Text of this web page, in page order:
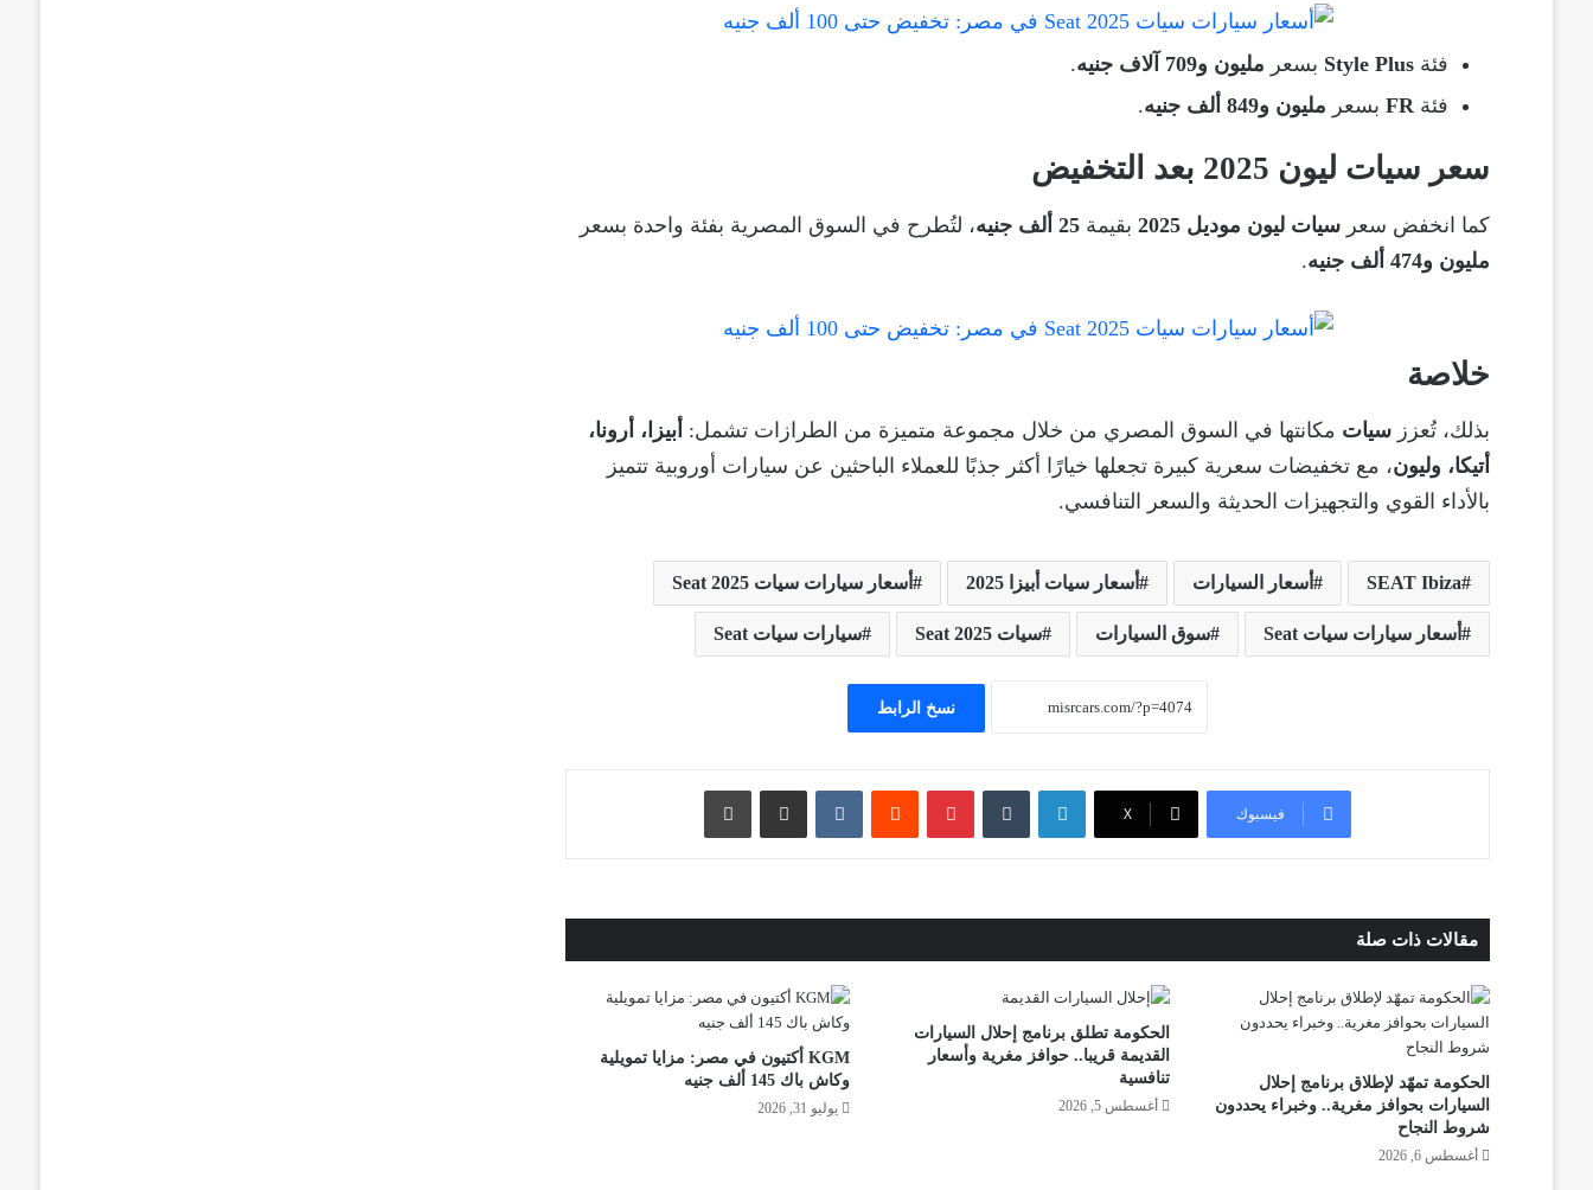
فئة Style Plus بسعر مليون و709 آلاف جنيه
.
فئة FRبسعر مليون و849 ألف جنيه .
سعر سيات ليون 2025 بعد التخفيض
كما انخفض سعر سيات ليون موديل 2025 بقيمة 25 ألف جنيه
، لتُطرح في السوق المصرية بفئة واحدة بسعر
مليون و474 ألف جنيه
.
خلاصة
بذلك، تُعزز سيات مكانتها في السوق المصري من خلال مجموعة متميزة من الطرازات تشمل: أبيزا، أرونا،
أتيكا، وليون، مع تخفيضات سعرية كبيرة تجعلها خيارًا أكثر جذبًا للعملاء الباحثين عن سيارات أوروبية تتميز
بالأداء القوي والتجهيزات الحديثة والسعر التنافسي.
SEAT Ibiza أسعار السيارات أسعار سيات أبيزا 2025 أسعار سيارات سيات 2025 Seat
أسعار سيارات سيات Seat سوق السيارات سيات 2025 Seat سيارات سيات Seat
نسخ الرابط
فيسبوك ‫X
لينكدإن ‏Tumblr بينتيريست
‏Reddit
‏VKontakte مشاركة عبر البريد طباعة
مقالات ذات صلة
الحكومة تمهّد لإطلاق برنامج إحلال
السيارات بحوافز مغرية.. وخبراء يحددون
شروط النجاح
أغسطس 6, 2026
الحكومة تطلق برنامج إحلال السيارات
القديمة قريبا.. حوافز مغرية وأسعار
تنافسية
أغسطس 5, 2026
KGM أكتيون في مصر: مزايا تمويلية
وكاش باك 145 ألف جنيه
يوليو 31, 2026